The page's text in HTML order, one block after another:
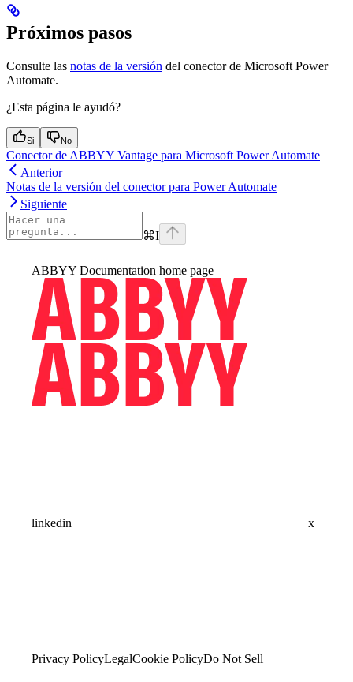
Próximos pasos
Consulte las notas de la versión del conector de Microsoft Power
Automate.
¿Esta página le ayudó?
Si No
Conector de ABBYY Vantage para Microsoft Power Automate
Anterior
Notas de la versión del conector para Power Automate
Siguiente
⌘I
ABBYY Documentation home page
linkedin x
Privacy PolicyLegalCookie PolicyDo Not Sell